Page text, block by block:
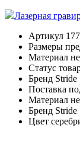
Лазерная
Артикул
Размеры
Материал
Статус
Бренд Stride
Поставка
Материал
Бренд Stride
Цвет